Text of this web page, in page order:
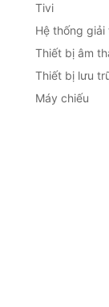
Tivi
Hệ thống giải
Thiết bị âm
Thiết bị lưu
Máy chiếu